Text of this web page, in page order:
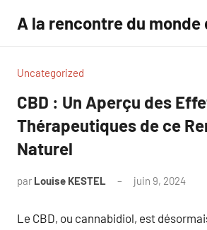
contenu
A la rencontre du monde
Uncategorized
CBD : Un Aperçu des
Thérapeutiques de ce
Naturel
par Louise KESTEL juin 9, 2024
Le CBD, ou cannabidiol, est